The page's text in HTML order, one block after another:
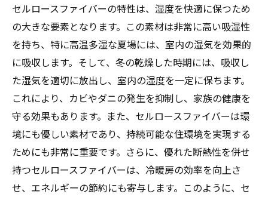
カビを防ぐ鍵はセルロースファイバーにあり
セルロースファイバーによるカビ対策の基
本
湿度調整で防ぐカビの発生リスク
セルロースファイバーの抗菌効果を活かす
カビ抑制におけるセルロースファイバーの
重要性
セルロースファイバーで健康を守る住環境
カビ防止を促進するセルロースファイバー
の活用法
セルロースファイバーの特性は、湿度を快適に保つため
の大きな要素となります。この素材は非常に高い吸湿性
を持ち、特に高温多湿な夏場には、室内の湿気を効果的
に吸収します。そして、冬の乾燥した時期には、吸収し
た湿気を適切に放出し、室内の湿度を一定に保ちます。
これにより、カビやダニの発生を抑制し、家族の健康を
守る効果もあります。また、セルロースファイバーは環
境にも優しい素材であり、持続可能な住環境を実現する
ためにも非常に重要です。さらに、優れた断熱性を併せ
持つセルロースファイバーは、冷暖房の効率を向上さ
せ、エネルギーの節約にも寄与します。このように、セ